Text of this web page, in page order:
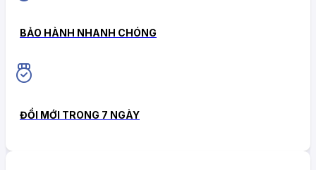
BẢO HÀNH NHANH CHÓNG
ĐỔI MỚI TRONG 7 NGÀY